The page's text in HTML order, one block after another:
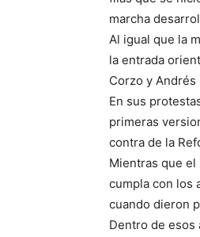
marcha
Al igual que la
la entrada
Corzo y Andrés
En sus
primeras
contra de la
Mientras que
cumpla con los
cuando dieron
Dentro de esos